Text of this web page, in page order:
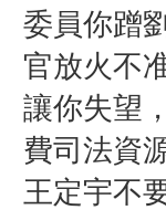
委員你蹭
官放火不
讓你失望
費司法資
王定宇不